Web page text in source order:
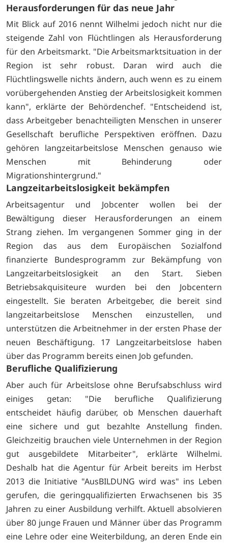
Herausforderungen für das neue Jahr
Mit Blick auf 2016 nennt Wilhelmi jedoch nicht nur die
steigende Zahl von Flüchtlingen als Herausforderung
für den Arbeitsmarkt. "Die Arbeitsmarktsituation in der
Region ist sehr robust. Daran wird auch die
Flüchtlingswelle nichts ändern, auch wenn es zu einem
vorübergehenden Anstieg der Arbeitslosigkeit kommen
kann", erklärte der Behördenchef. "Entscheidend ist,
dass Arbeitgeber benachteiligten Menschen in unserer
Gesellschaft berufliche Perspektiven eröffnen. Dazu
gehören langzeitarbeitslose Menschen genauso wie
Menschen mit Behinderung oder
Migrationshintergrund."
Langzeitarbeitslosigkeit bekämpfen
Arbeitsagentur und Jobcenter wollen bei der
Bewältigung dieser Herausforderungen an einem
Strang ziehen. Im vergangenen Sommer ging in der
Region das aus dem Europäischen Sozialfond
finanzierte Bundesprogramm zur Bekämpfung von
Langzeitarbeitslosigkeit an den Start. Sieben
Betriebsakquisiteure wurden bei den Jobcentern
eingestellt. Sie beraten Arbeitgeber, die bereit sind
langzeitarbeitslose Menschen einzustellen, und
unterstützen die Arbeitnehmer in der ersten Phase der
neuen Beschäftigung. 17 Langzeitarbeitslose haben
über das Programm bereits einen Job gefunden.
Berufliche Qualifizierung
Aber auch für Arbeitslose ohne Berufsabschluss wird
einiges getan: "Die berufliche Qualifizierung
entscheidet häufig darüber, ob Menschen dauerhaft
eine sichere und gut bezahlte Anstellung finden.
Gleichzeitig brauchen viele Unternehmen in der Region
gut ausgebildete Mitarbeiter", erklärte Wilhelmi.
Deshalb hat die Agentur für Arbeit bereits im Herbst
2013 die Initiative "AusBILDUNG wird was" ins Leben
gerufen, die geringqualifizierten Erwachsenen bis 35
Jahren zu einer Ausbildung verhilft. Aktuell absolvieren
über 80 junge Frauen und Männer über das Programm
eine Lehre oder eine Weiterbildung, an deren Ende ein